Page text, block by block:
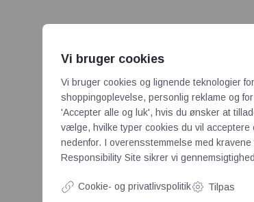
Vi bruger cookies
Vi bruger cookies og lignende teknologier
shoppingoplevelse, personlig reklame og
'Accepter alle og luk', hvis du ønsker at
vælge, hvilke typer cookies du vil acceptere
nedenfor. I overensstemmelse med kravene
Responsibility Site sikrer vi
Cookie- og privatlivspolitik Tilpas